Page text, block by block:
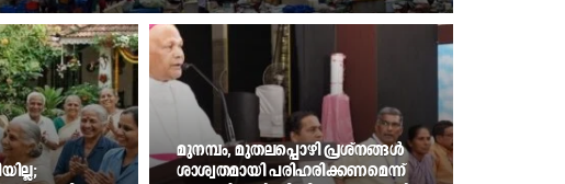
മുനമ്പം, മുതലപ്പൊഴി പ്രശ്നങ്ങള്‍
ശാശ്വതമായി പരിഹരിക്കണമെന്ന്